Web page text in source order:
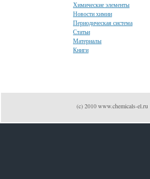
Химические элементы
Новости химии
Периодическая система
Статьи
Материалы
Книги
(c) 2010 www.chemicals-el.ru